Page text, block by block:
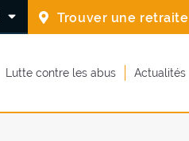
Trouver une retraite
Lutte contre les abus Actualités